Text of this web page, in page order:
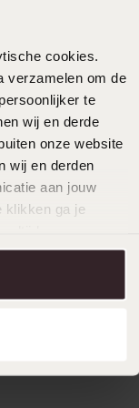
cookies.
verzamelen om de
te
wij en derde
onze website
wij en derden
aan jouw
klikken ga je
.